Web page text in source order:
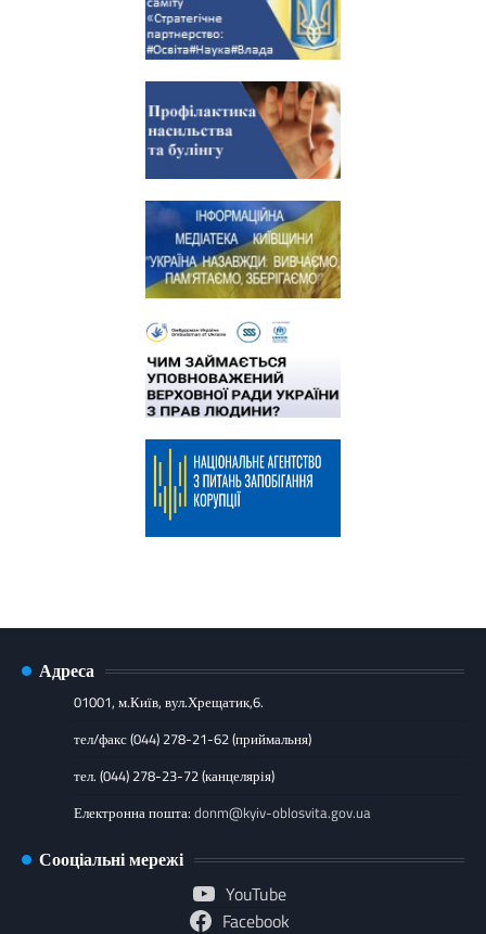
Адреса
01001, м.Київ, вул.Хрещатик,6.
тел/факс (044) 278-21-62 (приймальня)
тел. (044) 278-23-72 (канцелярія)
Електронна пошта: donm@kyiv-oblosvita.gov.ua
Сооціальні мережі
YouTube
Facebook